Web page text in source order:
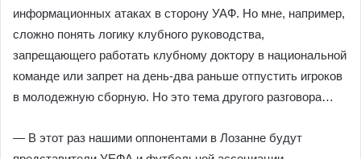
информационных атаках в сторону УАФ. Но мне, например,
сложно понять логику клубного руководства,
запрещающего работать клубному доктору в национальной
команде или запрет на день-два раньше отпустить игроков
в молодежную сборную. Но это тема другого разговора…
— В этот раз нашими оппонентами в Лозанне будут